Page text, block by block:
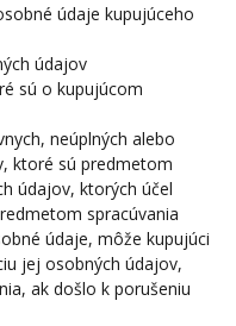
údaje kupujúceho
údajov
sú o kupujúcom
neúplných alebo
ktoré sú predmetom
údajov, ktorých účel
spracúvania
údaje, môže kupujúci
jej osobných údajov,
ak došlo k porušeniu